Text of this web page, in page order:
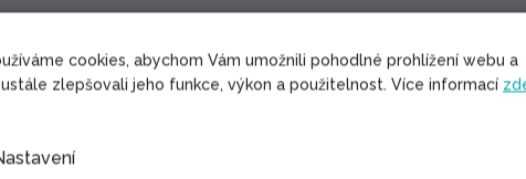
cookies, abychom Vám umožnili pohodlné prohlížení webu a
zlepšovali jeho funkce, výkon a použitelnost. Více informací
bez aviváže při teplotě max. 30°C. Pračka většinou má